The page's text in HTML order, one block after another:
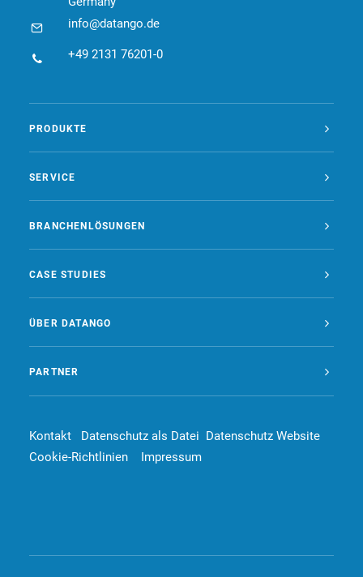
info@datango.de
+49 2131 76201-0
PRODUKTE
SERVICE
BRANCHENLÖSUNGEN
CASE STUDIES
ÜBER DATANGO
PARTNER
Kontakt Datenschutz als Datei Datenschutz Website
Cookie-Richtlinien
Impressum